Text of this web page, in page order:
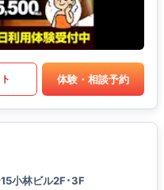
体験・相談予約
小林ビル2F･3F